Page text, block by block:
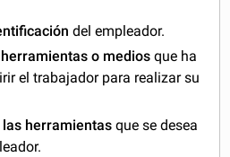
del empleador.
o medios que ha
el trabajador para realizar su
herramientas que se desea